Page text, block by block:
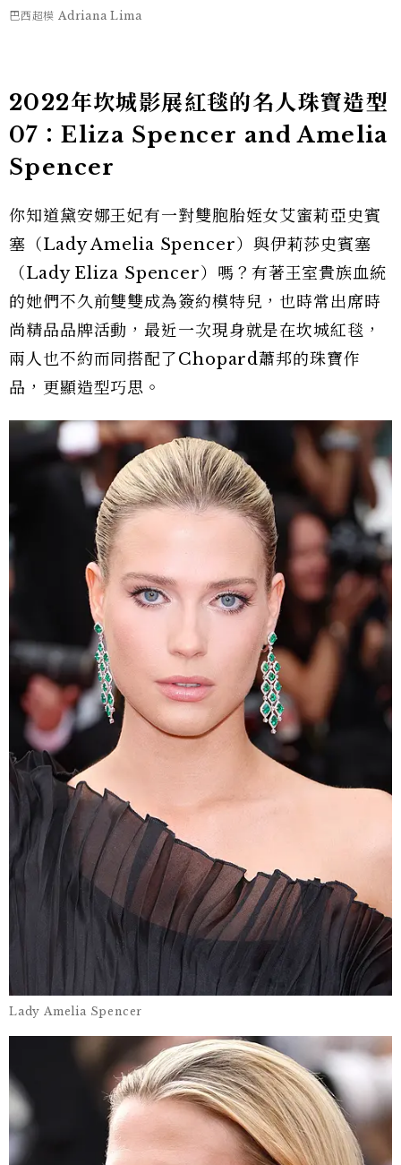
巴西超模 Adriana Lima
2022年坎城影展紅毯的名人珠寶造型
07：Eliza Spencer and Amelia
Spencer
你知道黛安娜王妃有一對雙胞胎姪女艾蜜莉亞史賓
塞（Lady Amelia Spencer）與伊莉莎史賓塞
（Lady Eliza Spencer）嗎？有著王室貴族血統
的她們不久前雙雙成為簽約模特兒，也時常出席時
尚精品品牌活動，最近一次現身就是在坎城紅毯，
兩人也不約而同搭配了Chopard蕭邦的珠寶作
品，更顯造型巧思。
Lady Amelia Spencer